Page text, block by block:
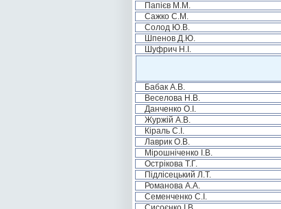
Папієв М.М.
Сажко С.М.
Солод Ю.В.
Шпенов Д.Ю.
Шуфрич Н.І.
Бабак А.В.
Веселова Н.В.
Данченко О.І.
Журжій А.В.
Кіраль С.І.
Лаврик О.В.
Мірошніченко І.В.
Острікова Т.Г.
Підлісецький Л.Т.
Романова А.А.
Семенченко С.І.